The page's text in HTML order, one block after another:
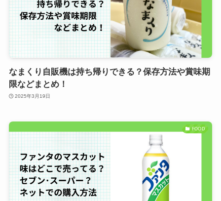
なまくり自販機は持ち帰りできる？保存方法や賞味期
限などまとめ！
2025年3月19日
FOOD